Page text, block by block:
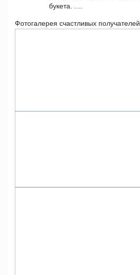
букета. ....
Фотогалерея счастливых получателей